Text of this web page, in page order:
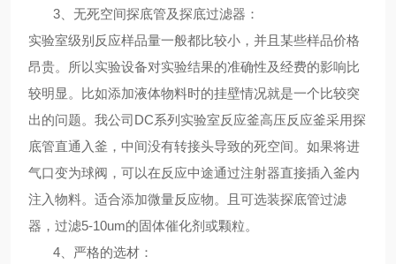
3、 无死空间探底管及探底过滤器 ：
实验室级别反应样品量一般都比较小，并且某些样品价格
昂贵。所以实验设备对实验结果的准确性及经费的影响比
较明显。比如添加液体物料时的挂壁情况就是一个比较突
出的问题。我公司DC系列 实验室反应釜高压反应釜采用探
底管直通入釜，中间没有转接头导致的死空间。如果将进
气口变为球阀，可以在反应中途通过注射器直接插入釜内
注入物料。适合添加微量反应物。且可选装探底管过滤
器，过滤5-10um的固体催化剂或颗粒。
4、 严格的选材 ：